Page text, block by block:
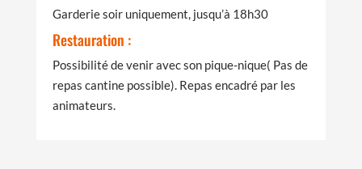
Garderie soir uniquement, jusqu’à 18h30
Restauration :
Possibilité de venir avec son pique-nique( Pas de
repas cantine possible). Repas encadré par les
animateurs.